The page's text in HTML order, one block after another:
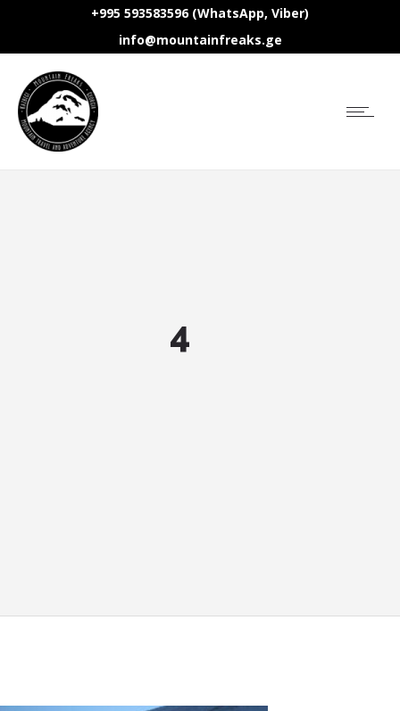
+995 593583596 (WhatsApp, Viber)
info@mountainfreaks.ge
4